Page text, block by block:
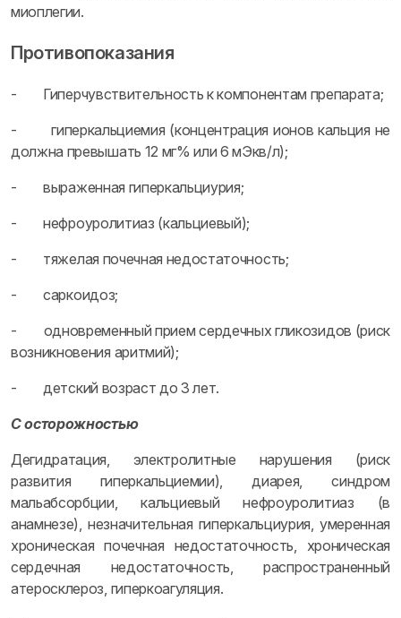
миоплегии.
Противопоказания
- Гиперчувствительность к компонентам препарата;
- гиперкальциемия (концентрация ионов кальция не
должна превышать 12 мг% или 6 мЭкв/л);
- выраженная гиперкальциурия;
- нефроуролитиаз (кальциевый);
- тяжелая почечная недостаточность;
- саркоидоз;
- одновременный прием сердечных гликозидов (риск
возникновения аритмий);
- детский возраст до 3 лет.
С осторожностью
Дегидратация, электролитные нарушения (риск
развития гиперкальциемии), диарея, синдром
мальабсорбции, кальциевый нефроуролитиаз (в
анамнезе), незначительная гиперкальциурия, умеренная
хроническая почечная недостаточность, хроническая
сердечная недостаточность, распространенный
атеросклероз, гиперкоагуляция.